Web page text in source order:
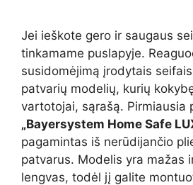
Jei ieškote gero ir saugaus
tinkamame puslapyje.
susidomėjimą įrodytais
patvarių modelių, kurių
vartotojai, sąrašą. Pirmiausia
„Bayersystem Home Safe
pagamintas iš nerūdijančio
patvarus. Modelis yra mažas
lengvas, todėl jį galite